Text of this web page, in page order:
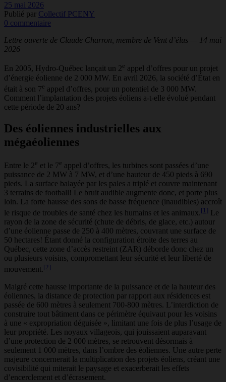
25 mai 2026
Publié par Collectif PCENY
0 commentaire
Lettre ouverte de Claude Charron, membre de Vent d’élus — 14 mai
2026
En 2005, Hydro-Québec lançait un 2e appel d’offres pour un projet
d’énergie éolienne de 2 000 MW. En avril 2026, la société d’État en
était à son 7e appel d’offres, pour un potentiel de 3 000 MW.
Comment l’implantation des projets éoliens a-t-elle évolué pendant
cette période de 20 ans?
Des éoliennes industrielles aux
mégaéoliennes
Entre le 2e et le 7e appel d’offres, les turbines sont passées d’une
puissance de 2 MW à 7 MW, et d’une hauteur de 450 pieds à 690
pieds. La surface balayée par les pales a triplé et couvre maintenant
3 terrains de football! Le bruit audible augmente donc, et porte plus
loin. La forte hausse des sons de basse fréquence (inaudibles) accroît
le risque de troubles de santé chez les humains et les animaux.[1] Le
rayon de la zone de sécurité (chute de débris, de glace, etc.) autour
d’une éolienne passe de 250 à 400 mètres, couvrant une surface de
50 hectares! Étant donné la configuration étroite des terres au
Québec, cette zone d’accès restreint (ZAR) déborde donc chez un
ou plusieurs voisins, compromettant leur sécurité et leur liberté de
mouvement.[2]
Malgré cette hausse importante de la puissance et de la hauteur des
éoliennes, la distance de protection par rapport aux résidences est
passée de 600 mètres à seulement 700-800 mètres. L’interdiction de
construire tout bâtiment dans ce périmètre équivaut pour les voisins
à une « expropriation déguisée », limitant une fois de plus l’usage de
leur propriété. Les noyaux villageois, qui jouissaient auparavant
d’une protection de 2 000 mètres, se retrouvent désormais à
seulement 1 000 mètres, dans l’ombre des éoliennes. Une autre perte
majeure concernerait la multiplication des projets éoliens, créant une
covisibilité qui miterait le paysage et exacerberait les effets
d’encerclement et d’écrasement.